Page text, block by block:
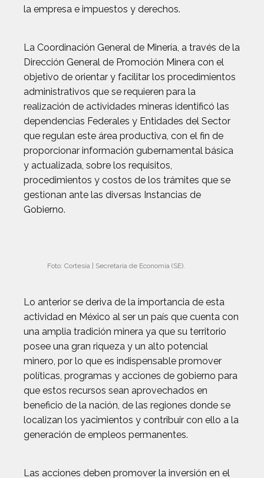
la empresa e impuestos y derechos.
La Coordinación General de Minería, a través de la
Dirección General de Promoción Minera con el
objetivo de orientar y facilitar los procedimientos
administrativos que se requieren para la
realización de actividades mineras identificó las
dependencias Federales y Entidades del Sector
que regulan este área productiva, con el fin de
proporcionar información gubernamental básica
y actualizada, sobre los requisitos,
procedimientos y costos de los trámites que se
gestionan ante las diversas Instancias de
Gobierno.
Foto: Cortesía | Secretaría de Economía (SE).
Lo anterior se deriva de la importancia de esta
actividad en México al ser un país que cuenta con
una amplia tradición minera ya que su territorio
posee una gran riqueza y un alto potencial
minero, por lo que es indispensable promover
políticas, programas y acciones de gobierno para
que estos recursos sean aprovechados en
beneficio de la nación, de las regiones donde se
localizan los yacimientos y contribuir con ello a la
generación de empleos permanentes.
Las acciones deben promover la inversión en el